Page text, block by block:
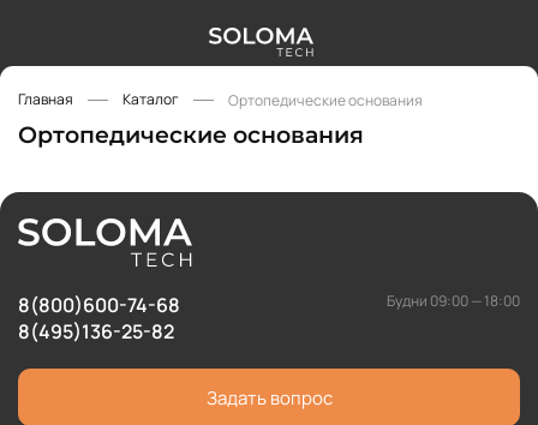
Главная Каталог Ортопедические основания
Ортопедические основания
8(800)600-74-68
8(495)136-25-82
Будни 09:00 — 18:00
Задать вопрос